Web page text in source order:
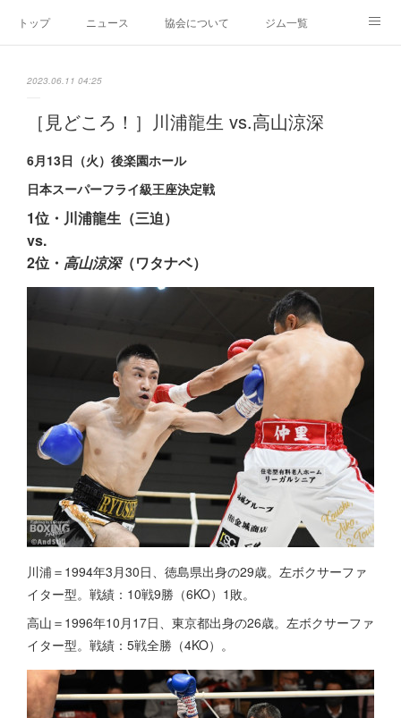
トップ ニュース 協会について ジム一覧
2023.06.11 04:25
［見どころ！］川浦龍生 vs.高山涼深
6月13日（火）後楽園ホール
日本スーパーフライ級王座決定戦
1位・川浦龍生（三迫）
vs.
2位・ 高山涼深（ワタナベ）
川浦＝1994年3月30日、徳島県出身の29歳。左ボクサーファ
イター型。戦績：10戦9勝（6KO）1敗。
高山＝1996年10月17日、東京都出身の26歳。左ボクサーファ
イター型。戦績：5戦全勝（4KO）。